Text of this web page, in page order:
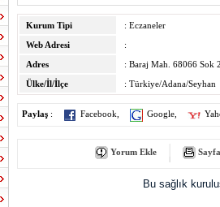
Kurum Tipi
: Eczaneler
Web Adresi
:
Adres
: Baraj Mah. 68066 Sok
Ülke/İl/İlçe
: Türkiye/Adana/Seyhan
Paylaş : Facebook Google
Yorum Ekle
Bu sağlık